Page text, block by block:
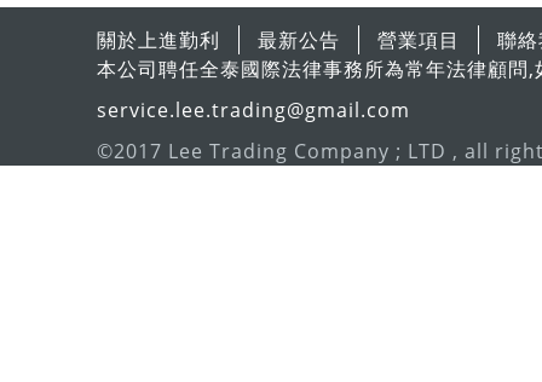
關於上進勤利 最新公告 營業項目
聯
本公司聘任全泰國際法律事務所為常年法律顧
service.lee.trading@gmail.com
©2017 Lee Trading Company ; LTD , all